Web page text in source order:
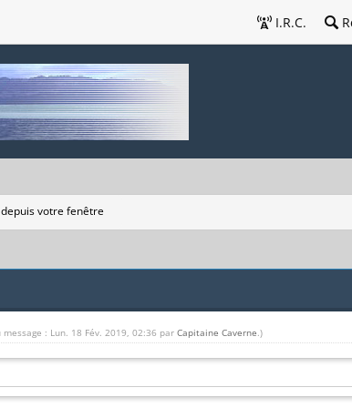
I.R.C.
depuis votre fenêtre
: Lun. 18 Fév. 2019, 02:36 par Capitaine Caverne .)